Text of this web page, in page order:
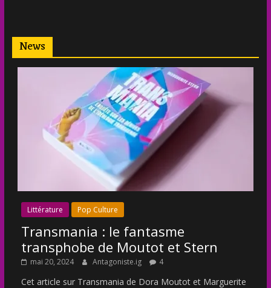
News
Littérature Pop Culture
Transmania : le fantasme
transphobe de Moutot et Stern
mai 20, 2024 Antagoniste.ig 4
Cet article sur Transmania de Dora Moutot et Marguerite